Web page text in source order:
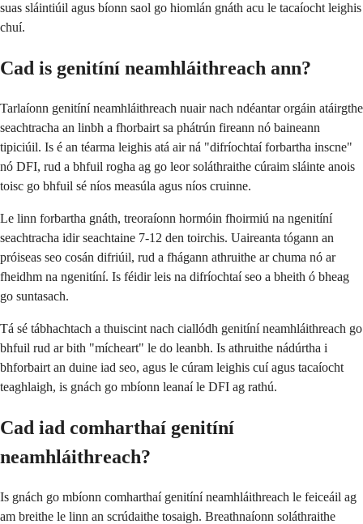
suas sláintiúil agus bíonn saol go hiomlán gnáth acu le tacaíocht leighis
chuí.
Cad is genitíní neamhláithreach ann?
Tarlaíonn genitíní neamhláithreach nuair nach ndéantar orgáin atáirgthe
seachtracha an linbh a fhorbairt sa phátrún fireann nó baineann
tipiciúil. Is é an téarma leighis atá air ná "difríochtaí forbartha inscne"
nó DFI, rud a bhfuil rogha ag go leor soláthraithe cúraim sláinte anois
toisc go bhfuil sé níos measúla agus níos cruinne.
Le linn forbartha gnáth, treoraíonn hormóin fhoirmiú na ngenitíní
seachtracha idir seachtaine 7-12 den toirchis. Uaireanta tógann an
próiseas seo cosán difriúil, rud a fhágann athruithe ar chuma nó ar
fheidhm na ngenitíní. Is féidir leis na difríochtaí seo a bheith ó bheag
go suntasach.
Tá sé tábhachtach a thuiscint nach ciallódh genitíní neamhláithreach go
bhfuil rud ar bith "mícheart" le do leanbh. Is athruithe nádúrtha i
bhforbairt an duine iad seo, agus le cúram leighis cuí agus tacaíocht
teaghlaigh, is gnách go mbíonn leanaí le DFI ag rathú.
Cad iad comharthaí genitíní
neamhláithreach?
Is gnách go mbíonn comharthaí genitíní neamhláithreach le feiceáil ag
am breithe le linn an scrúdaithe tosaigh. Breathnaíonn soláthraithe